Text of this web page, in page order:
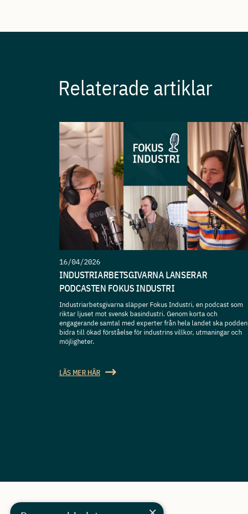
Relaterade artiklar
16/04/2026
INDUSTRIARBETSGIVARNA LANSERAR
PODCASTEN FOKUS INDUSTRI
Industriarbetsgivarna släpper Fokus Industri, en podcast som
riktar ljuset mot svensk basindustri. Genom korta och
engagerande samtal med experter från hela landet ska podden
bidra till ökad förståelse för industrins villkor, utmaningar och
möjligheter.
LÄS MER HÄR